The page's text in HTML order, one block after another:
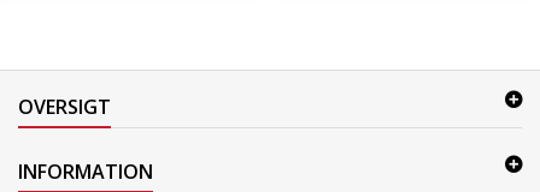
OVERSIGT
INFORMATION